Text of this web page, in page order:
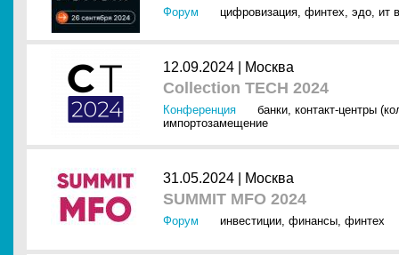
Форум цифровизация, финтех, эдо, ит
12.09.2024 | Москва
Collection TECH 2024
Конференция банки, контакт-центры
импортозамещение
31.05.2024 | Москва
SUMMIT MFO 2024
Форум инвестиции, финансы, финтех